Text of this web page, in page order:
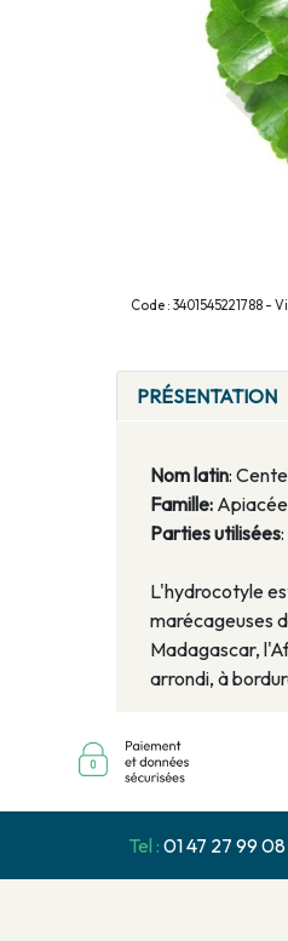
Code : 3401545221788 -
PRÉSENTATION
Nom latin:
Famille:
Parties utilisées
L'hydrocotyle
marécageuses
Madagascar,
arrondi, à
Tel : 01 47 27 99 08